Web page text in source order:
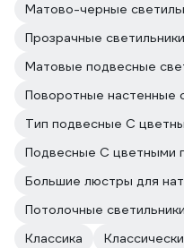
Матово-черные
Прозрачные
Матовые подвесные
Поворотные настенные
Тип подвесные С
Подвесные С цветными
Большие люстры для
Потолочные
Классика